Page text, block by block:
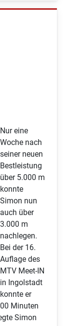
Nur eine
Woche nach
seiner neuen
Bestleistung
über 5.000 m
konnte
Simon nun
auch über
3.000 m
nachlegen.
Bei der 16.
Auflage des
MTV Meet-IN
in Ingolstadt
konnte er
Minuten
Simon